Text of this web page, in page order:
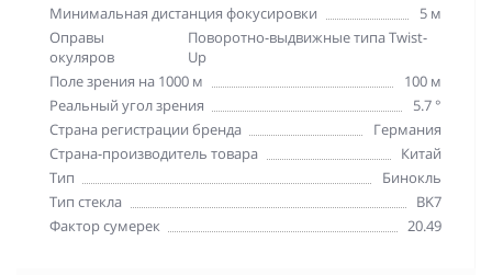
Минимальная дистанция фокусировки
5 м
Оправы
окуляров
Поворотно-выдвижные типа Twist-
Up
Поле зрения на 1000 м
100 м
Реальный угол зрения
5.7 °
Страна регистрации бренда
Германия
Страна-производитель товара
Китай
Тип
Бинокль
Тип стекла
BK7
Фактор сумерек
20.49